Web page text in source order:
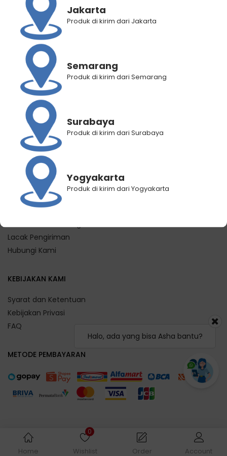
Home
0
Wishlist Order Account
Halo, ada yang bisa Asha bantu?
BANTUAN
Panduan Pembelian
Panduan Registrasi
Panduan Pemilihan Cabang Pengiriman
Lacak Pengiriman
Hubungi Kami
KEBIJAKAN KAMI
Syarat dan Ketentuan
Kebijakan Privasi
FAQ
METODE PEMBAYARAN
Jakarta
Produk di kirim dari Jakarta
Semarang
Produk di kirim dari Semarang
Surabaya
Produk di kirim dari Surabaya
Yogyakarta
Produk di kirim dari Yogyakarta